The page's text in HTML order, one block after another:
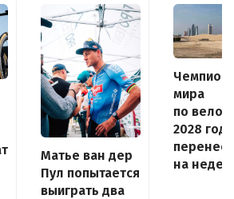
Матье ван дер
Пул попытается
выиграть два
мира
по
2028 года
на